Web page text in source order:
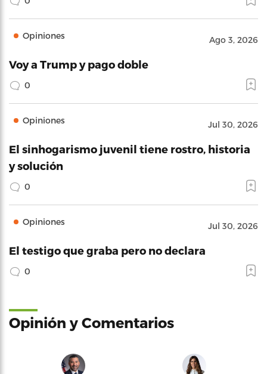
Opiniones Ago 3, 2026
Voy a Trump y pago doble
0
Opiniones Jul 30, 2026
El sinhogarismo juvenil tiene rostro, historia
y solución
0
Opiniones Jul 30, 2026
El testigo que graba pero no declara
0
Opinión y Comentarios